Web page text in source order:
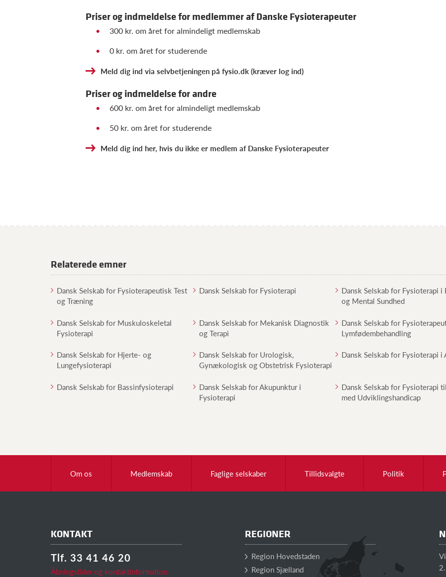
Priser og indmeldelse for medlemmer af Danske Fysioterapeuter
300 kr. om året for almindeligt medlemskab
0 kr. om året for studerende
Meld dig ind via selvbetjeningen på fysio.dk (kræver log ind)
Priser og indmeldelse for andre
600 kr. om året for almindeligt medlemskab
50 kr. om året for studerende
Meld dig ind her, hvis du ikke er medlem af Danske Fysioterapeuter
Relaterede emner
Dansk Selskab for Fysioterapeutisk Test
og Træning
Dansk Selskab for Fysioterapi
Dansk Selskab for Fysioterapi i
og Mental Sundhed
Dansk Selskab for Muskuloskeletal
Fysioterapi
Dansk Selskab for Mekanisk Diagnostik
og Terapi
Dansk Selskab for
Lymfødembehandling
Dansk Selskab for Hjerte- og
Lungefysioterapi
Dansk Selskab for Urologisk,
Gynækologisk og Obstetrisk Fysioterapi
Dansk Selskab for Fysioterapi i
Dansk Selskab for Bassinfysioterapi
Dansk Selskab for Akupunktur i
Fysioterapi
Dansk Selskab for Fysioterapi
med Udviklingshandicap
Om os Medlemskab Faglige selskaber Tillidsvalgte Politik
KONTAKT
Tlf. 33 41 46 20
Åbningstider og kontaktinformation
REGIONER
Region Hovedstaden
Region Sjælland